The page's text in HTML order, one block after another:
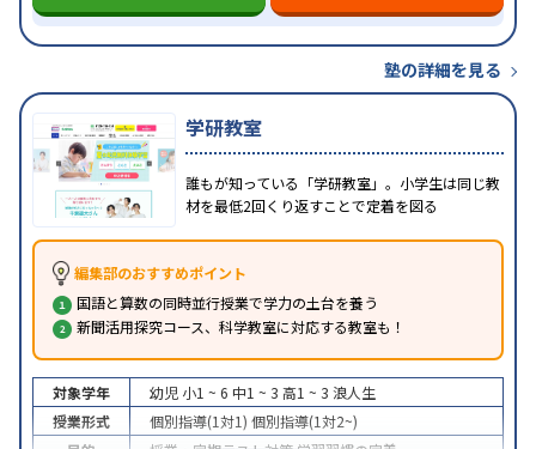
塾の詳細を見る
学研教室
誰もが知っている「学研教室」。小学生は同じ教
材を最低2回くり返すことで定着を図る
編集部のおすすめポイント
国語と算数の同時並行授業で学力の土台を養う
新聞活用探究コース、科学教室に対応する教室も！
対象学年 幼児 小1 ~ 6 中1 ~ 3 高1 ~ 3 浪人生
授業形式
個別指導(1対1) 個別指導(1対2~)